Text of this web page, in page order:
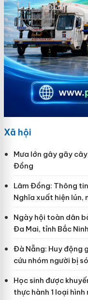
Xã hội
Mưa lớn gây gãy
Đồng
Lâm Đồng: Thông
Nghĩa xuất hiện lún,
Ngày hội toàn dân
Đa Mai, tỉnh Bắc Ninh
Đà Nẵng: Huy động
cứu nhóm người bị
Học sinh được
thực hành 1 loại